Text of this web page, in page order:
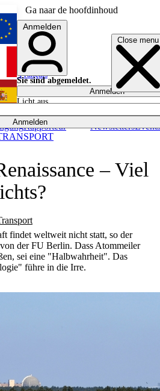
Ga naar de hoofdinhoud
Close menu
Anmelden
Rapporteur NewslettersEvents
English
Français
Anmelden
Sie sind abgemeldet.
Anmelden
Licht aus
– Viel
findet weltweit nicht statt, so der
der FU Berlin. Dass Atommeiler
sei eine "Halbwahrheit". Das
führe in die Irre.